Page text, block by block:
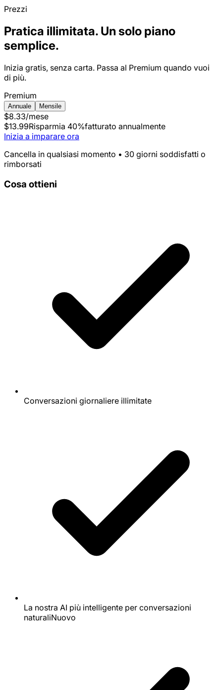
Prezzi
Pratica illimitata. Un solo piano
semplice.
Inizia gratis, senza carta. Passa al Premium quando vuoi
di più.
Premium
Annuale Mensile
$8.33/mese
$13.99Risparmia 40%fatturato annualmente
Inizia a imparare ora
Cancella in qualsiasi momento • 30 giorni soddisfatti o
rimborsati
Cosa ottieni
Conversazioni giornaliere illimitate
La nostra AI più intelligente per conversazioni
naturaliNuovo